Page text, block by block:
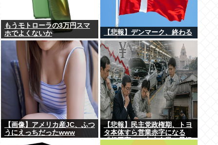
もうモトローラの3万円スマ
ホでよくないか
【悲報】デンマーク、終わる
【画像】アメリカ産JC、ふつ
うにえっちだったwww
【悲報】民主党政権期、トヨ
タ本体すら営業赤字になる
「超円高」…中小企業の景況